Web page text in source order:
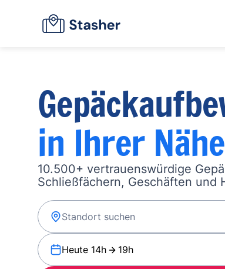
in Ihrer Nähe
10.500+ vertrauenswürdige
Schließfächern, Geschäften und
Heute 14h 19h